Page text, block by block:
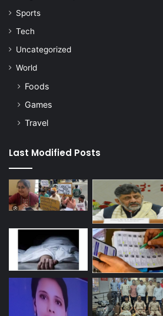
Sports
Tech
Uncategorized
World
Foods
Games
Travel
Last Modified Posts